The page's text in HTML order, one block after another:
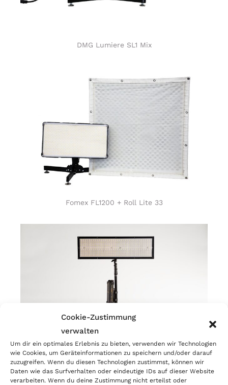
Cookie-Zustimmung
verwalten
Um dir ein optimales Erlebnis zu bieten, verwenden wir Technologien
wie Cookies, um Geräteinformationen zu speichern und/oder darauf
zuzugreifen. Wenn du diesen Technologien zustimmst, können wir
Daten wie das Surfverhalten oder eindeutige IDs auf dieser Website
verarbeiten. Wenn du deine Zustimmung nicht erteilst oder
DMG Lumiere SL1 Mix
Fomex FL1200 + Roll Lite 33
LiteMat Spectrum 2L